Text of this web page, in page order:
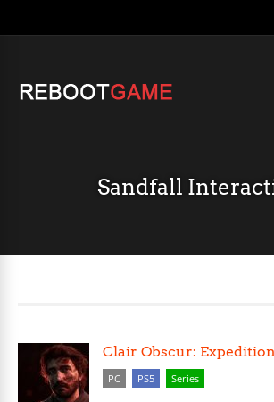
Sandfall
Clair Obscur:
PC PS5 Series